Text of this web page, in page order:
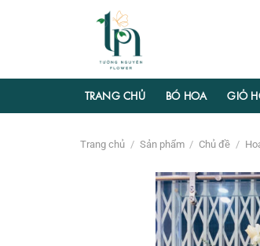
TRANG CHỦ BÓ HOA GIỎ
Trang chủ / Sản phẩm / Chủ đề /